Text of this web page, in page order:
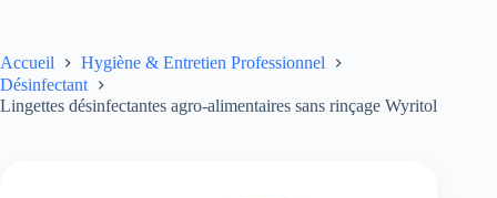
Accueil
Hygiène & Entretien Professionnel
Désinfectant
Lingettes désinfectantes agro-alimentaires sans rinçage Wyritol